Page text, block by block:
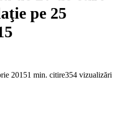
pe 25
20151 min. citire354 vizualizări